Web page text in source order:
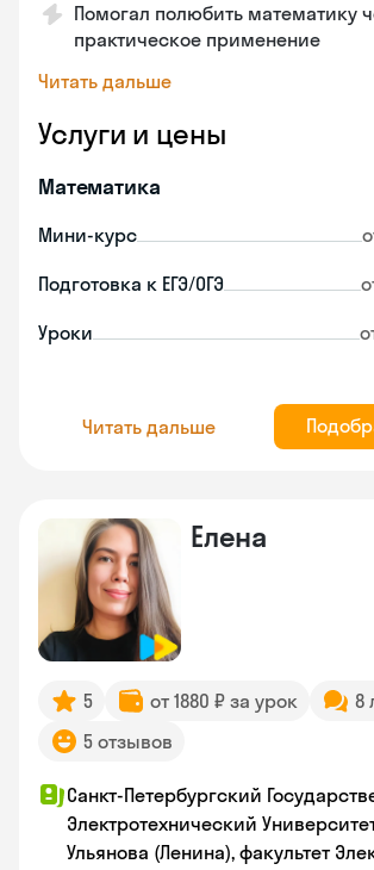
Помогал полюбить математику
практическое применение
Читать дальше
Услуги и цены
Математика
Мини-курс
Подготовка к ЕГЭ/ОГЭ
Уроки
Читать дальше
Елена
5 от 1880 ₽ за урок
8
5 отзывов
Санкт-Петербургский
Электротехнический
Ульянова (Ленина), факультет